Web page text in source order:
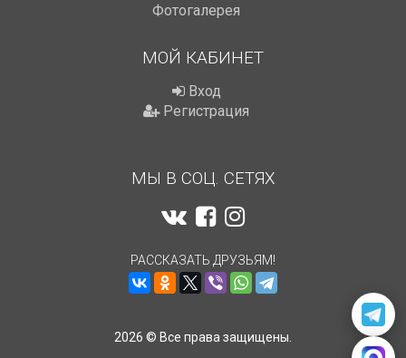
Фотогалерея
МОЙ КАБИНЕТ
Вход
Регистрация
МЫ В СОЦ. СЕТЯХ
РАССКАЗАТЬ ДРУЗЬЯМ!
2026 © Все права защищены.